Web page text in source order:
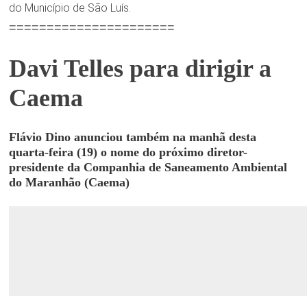
do Município de São Luís.
======================
Davi Telles para dirigir a
Caema
Flávio Dino anunciou também na manhã desta
quarta-feira (19) o nome do próximo diretor-
presidente da Companhia de Saneamento Ambiental
do Maranhão (Caema)